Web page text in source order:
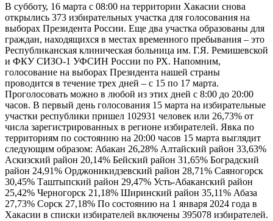
В субботу, 16 марта с 08:00 на территории Хакасии снова
открылись 373 избирательных участка для голосования на
выборах Президента России. Еще два участка образованы для
граждан, находящихся в местах временного пребывания – это
Республиканская клиническая больница им. Г.Я. Ремишевской
и ФКУ СИЗО-1 УФСИН России по РХ. Напомним,
голосование на выборах Президента нашей страны
проводится в течение трех дней – с 15 по 17 марта.
Проголосовать можно в любой из этих дней с 8:00 до 20:00
часов. В первый день голосования 15 марта на избирательные
участки республики пришел 102931 человек или 26,73% от
числа зарегистрированных в регионе избирателей. Явка по
территориям по состоянию на 20:00 часов 15 марта выглядит
следующим образом: Абакан 26,28% Алтайский район 33,63%
Аскизский район 20,14% Бейский район 31,65% Боградский
район 24,91% Орджоникидзевский район 28,71% Саяногорск
30,45% Таштыпский район 29,47% Усть-Абаканский район
25,42% Черногорск 21,18% Ширинский район 35,11% Абаза
27,73% Сорск 27,18% По состоянию на 1 января 2024 года в
Хакасии в списки избирателей включены 395078 избирателей.